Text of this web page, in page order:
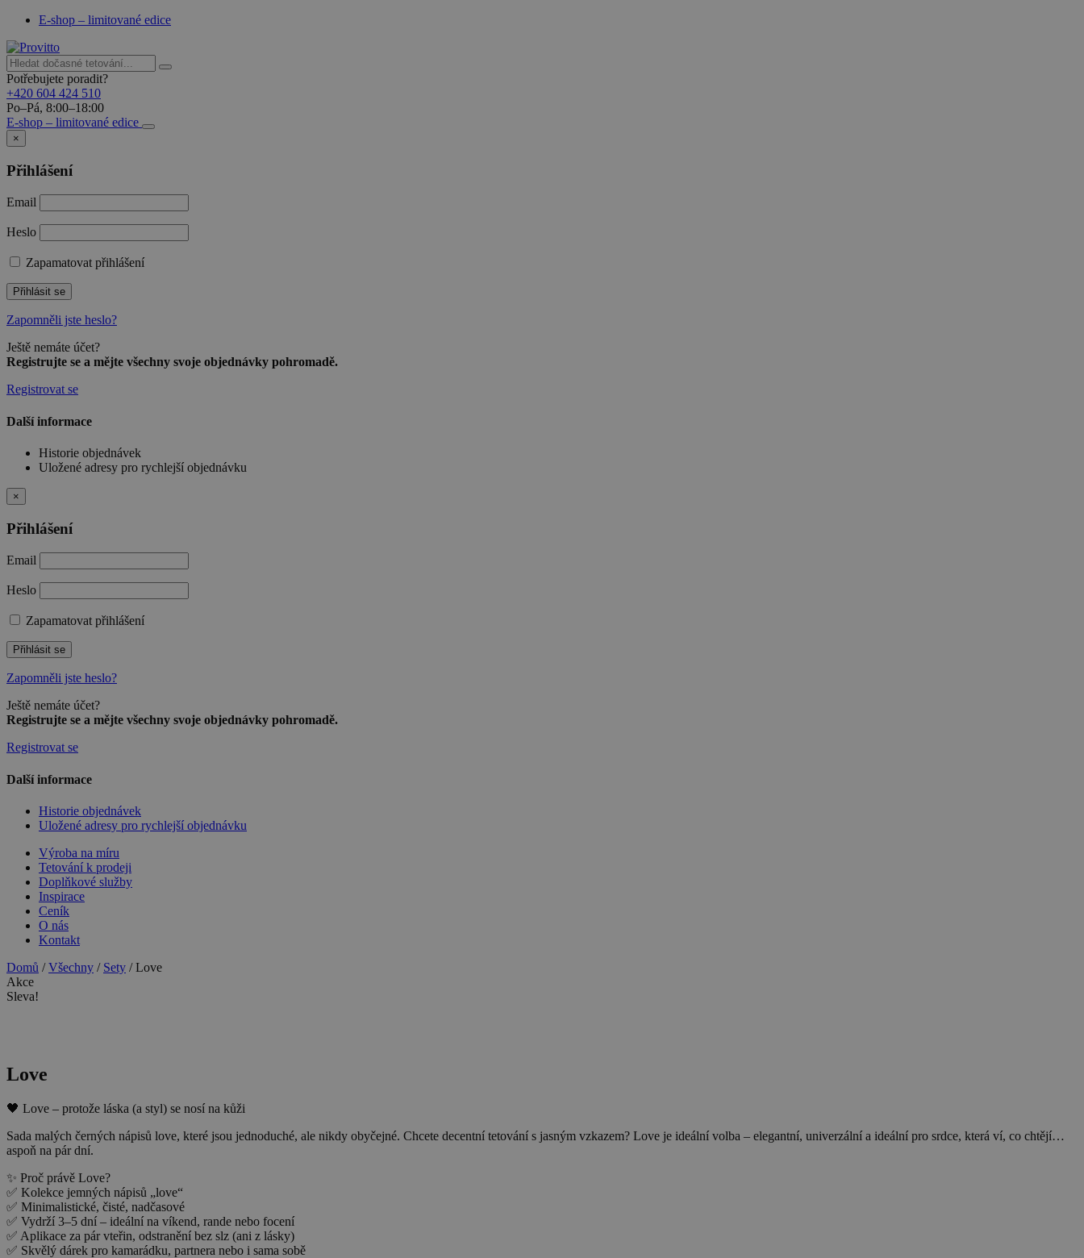
E-shop – limitované edice
Potřebujete poradit?
+420 604 424 510
Po–Pá, 8:00–18:00
E-shop – limitované edice
×
Přihlášení
Email
Heslo
Zapamatovat přihlášení
Přihlásit se
Zapomněli jste heslo?
Ještě nemáte účet?
Registrujte se a mějte všechny svoje objednávky pohromadě.
Registrovat se
Další informace
Historie objednávek
Uložené adresy pro rychlejší objednávku
×
Přihlášení
Email
Heslo
Zapamatovat přihlášení
Přihlásit se
Zapomněli jste heslo?
Ještě nemáte účet?
Registrujte se a mějte všechny svoje objednávky pohromadě.
Registrovat se
Další informace
Historie objednávek
Uložené adresy pro rychlejší objednávku
Výroba na míru
Tetování k prodeji
Doplňkové služby
Inspirace
Ceník
O nás
Kontakt
Domů /Všechny / Sety / Love
Akce
Sleva!
Love
🖤 Love – protože láska (a styl) se nosí na kůži
Sada malých černých nápisů love, které jsou jednoduché, ale nikdy obyčejné. Chcete decentní tetování s jasným vzkazem? Love je ideální volba – elegantní, univerzální a ideální pro srdce, která ví, co chtějí…
aspoň na pár dní.
✨ Proč právě Love?
✅ Kolekce jemných nápisů „love“
✅ Minimalistické, čisté, nadčasové
✅ Vydrží 3–5 dní – ideální na víkend, rande nebo focení
✅ Aplikace za pár vteřin, odstranění bez slz (ani z lásky)
✅ Skvělý dárek pro kamarádku, partnera nebo i sama sobě